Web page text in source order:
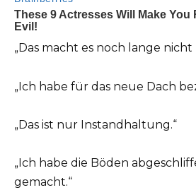
„Das macht es noch lange nicht
„Ich habe für das neue Dach
„Das ist nur Instandhaltung.“
„Ich habe die Böden
gemacht.“